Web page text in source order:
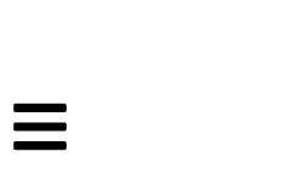
ス
キ
ッ